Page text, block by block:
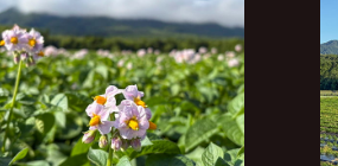
シ
ョ
ン